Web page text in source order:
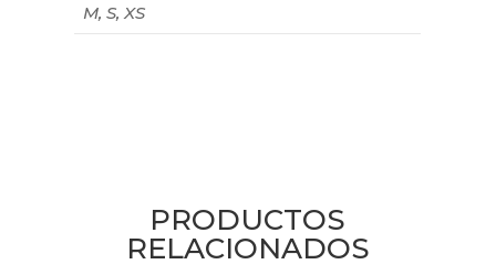
M, S, XS
PRODUCTOS
RELACIONADOS